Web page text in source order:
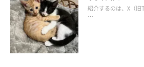
まいます。すると、空になったお皿を一
げ、もう片方の前足で落ちているカリカ
に、『おなか空いた』と目で訴えてくる
そりカリカリをあげています」
紹介するのは、X（
…